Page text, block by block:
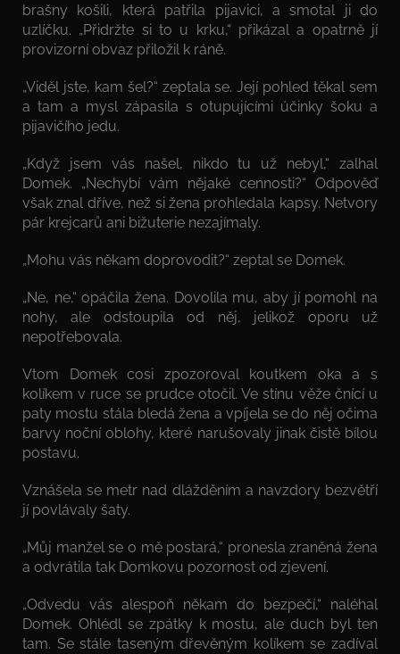
brašny košili, která patřila pijavici, a smotal ji do
uzlíčku. „Přidržte si to u krku,“ přikázal a opatrně jí
provizorní obvaz přiložil k ráně.
„Viděl jste, kam šel?“ zeptala se. Její pohled těkal sem
a tam a mysl zápasila s otupujícími účinky šoku a
pijavičího jedu.
„Když jsem vás našel, nikdo tu už nebyl,“ zalhal
Domek. „Nechybí vám nějaké cennosti?“ Odpověď
však znal dříve, než si žena prohledala kapsy. Netvory
pár krejcarů ani bižuterie nezajímaly.
„Mohu vás někam doprovodit?“ zeptal se Domek.
„Ne, ne,“ opáčila žena. Dovolila mu, aby jí pomohl na
nohy, ale odstoupila od něj, jelikož oporu už
nepotřebovala.
Vtom Domek cosi zpozoroval koutkem oka a s
kolíkem v ruce se prudce otočil. Ve stínu věže čnící u
paty mostu stála bledá žena a vpíjela se do něj očima
barvy noční oblohy, které narušovaly jinak čistě bílou
postavu.
Vznášela se metr nad dlážděním a navzdory bezvětří
jí povlávaly šaty.
„Můj manžel se o mě postará,“ pronesla zraněná žena
a odvrátila tak Domkovu pozornost od zjevení.
„Odvedu vás alespoň někam do bezpečí,“ naléhal
Domek. Ohlédl se zpátky k mostu, ale duch byl ten
tam. Se stále taseným dřevěným kolíkem se zadíval